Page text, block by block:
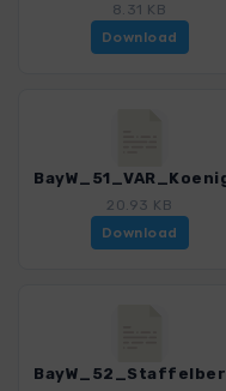
8.31 KB
Download
20.93 KB
Download